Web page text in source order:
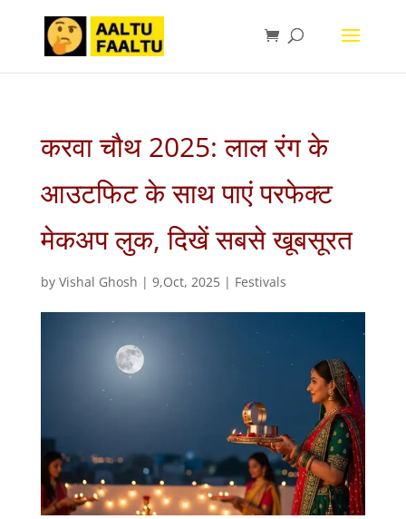
करवा चौथ 2025: लाल रंग के
आउटफिट के साथ पाएं परफेक्ट
मेकअप लुक, दिखें सबसे खूबसूरत
by Vishal Ghosh | 9,Oct, 2025| Festivals